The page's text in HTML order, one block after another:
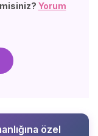
Yorum
özel